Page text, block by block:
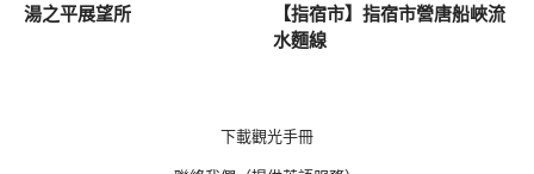
湯之平展望所
【指宿市】指宿市營唐船峽流
水麵線
下載觀光手冊